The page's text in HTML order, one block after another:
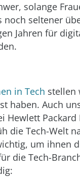
solange
seltener
Jahren für
in Tech stellen
haben. Auch
Hewlett
die Tech-Welt
um ihnen
die Tech-